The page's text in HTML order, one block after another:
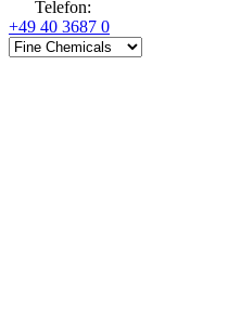
Telefon:
+49 40 3687 0